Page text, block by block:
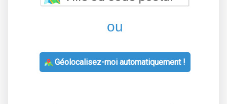
ou
Géolocalisez-moi automatiquement !